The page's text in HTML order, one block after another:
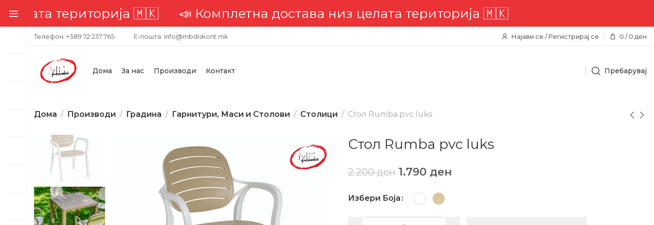
територија 🇲🇰📣 Комплетна достава низ целата територија 🇲🇰
Телефон: +389 72 237 765 Е-пошта: info@mbdiskont.mk Најави се / Регистрирај се 0 / 0 ден
Дома За нас Производи Контакт Пребарувај
Дома Производи Градина Гарнитури, Маси и Столови Столици Стол Rumba pvc luks
Стол Rumba pvc luks
2.200ден 1.790 ден
Избери Боја